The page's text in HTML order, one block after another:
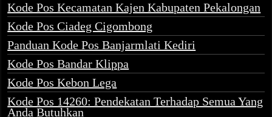
Kode Pos Kecamatan Kajen Kabupaten Pekalongan
Kode Pos Ciadeg Cigombong
Panduan Kode Pos Banjarmlati Kediri
Kode Pos Bandar Klippa
Kode Pos Kebon Lega
Kode Pos 14260: Pendekatan Terhadap Semua Yang
Anda Butuhkan